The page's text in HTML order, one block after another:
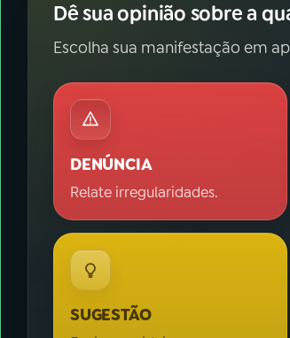
Dê sua opinião sobre a
Escolha sua manifestação em
DENÚNCIA
Relate irregularidades.
SUGESTÃO